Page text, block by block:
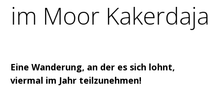
im Moor Kakerdaja
Eine Wanderung, an der es sich lohnt,
viermal im Jahr teilzunehmen!